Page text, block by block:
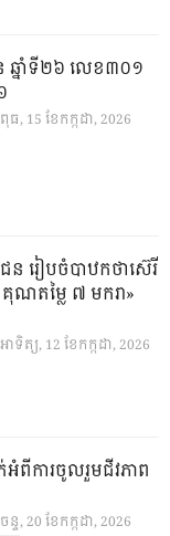
ឆ្នាំទី២៦ លេខ៣០១
ពុធ, 15 ខែ​កក្កដា, 2026
រៀបចំបាឋកថាស៊េរី
តម្លៃ ៧ មករា»
អាទិត្យ, 12 ខែ​កក្កដា, 2026
អំពីការចូលរួមជីវភាព
ចន្ទ, 20 ខែ​កក្កដា, 2026